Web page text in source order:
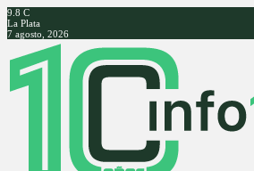
9.8 C
La Plata
7 agosto, 2026
Facebook
Twitter
Instagram
Youtube